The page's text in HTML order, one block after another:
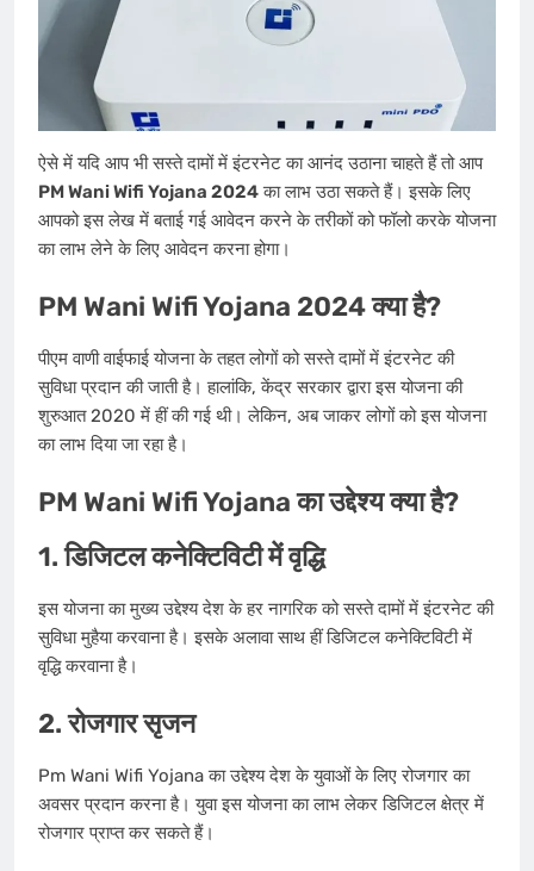
ऐसे में यदि आप भी सस्ते दामों में इंटरनेट का आनंद उठाना चाहते हैं तो आप
PM Wani Wifi Yojana 2024का लाभ उठा सकते हैं। इसके लिए
आपको इस लेख में बताई गई आवेदन करने के तरीकों को फॉलो करके योजना
का लाभ लेने के लिए आवेदन करना होगा।
PM Wani Wifi Yojana 2024 क्या है?
पीएम वाणी वाईफाई योजना के तहत लोगों को सस्ते दामों में इंटरनेट की
सुविधा प्रदान की जाती है। हालांकि, केंद्र सरकार द्वारा इस योजना की
शुरुआत 2020 में हीं की गई थी। लेकिन, अब जाकर लोगों को इस योजना
का लाभ दिया जा रहा है।
PM Wani Wifi Yojana का उद्देश्य क्या है?
1. डिजिटल कनेक्टिविटी में वृद्धि
इस योजना का मुख्य उद्देश्य देश के हर नागरिक को सस्ते दामों में इंटरनेट की
सुविधा मुहैया करवाना है। इसके अलावा साथ हीं डिजिटल कनेक्टिविटी में
वृद्धि करवाना है।
2. रोजगार सृजन
Pm Wani Wifi Yojana का उद्देश्य देश के युवाओं के लिए रोजगार का
अवसर प्रदान करना है। युवा इस योजना का लाभ लेकर डिजिटल क्षेत्र में
रोजगार प्राप्त कर सकते हैं।